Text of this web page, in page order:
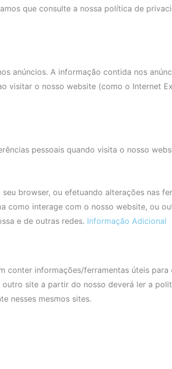
que consulte a nossa política de
anúncios. A informação contida nos
visitar o nosso website (como o Internet
pessoais quando visita o nosso
browser, ou efetuando alterações nas
interage com o nosso website, ou
e de outras redes. Informação Adicional
conter informações/ferramentas úteis
site a partir do nosso deverá ler a
nesses mesmos sites.